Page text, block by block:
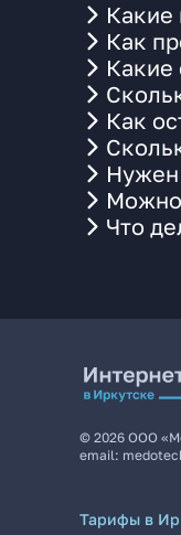
Какие
Как
Какие
Как
Нужен
Можно
Что
© 2026 ООО
email:
Тарифы в